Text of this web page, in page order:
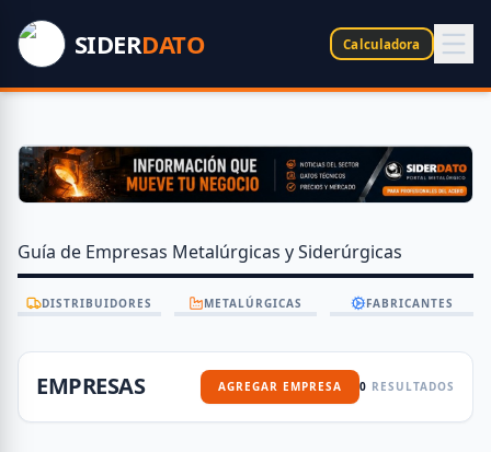
SIDERDATO Calculadora
Guía de Empresas Metalúrgicas y Siderúrgicas
DISTRIBUIDORES METALÚRGICAS FABRICANTES
EMPRESAS AGREGAR EMPRESA 0 RESULTADOS